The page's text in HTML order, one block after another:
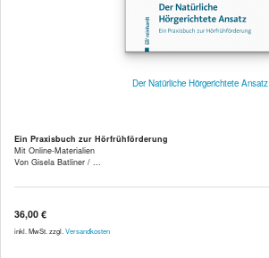
Der Natürliche Hörgerichtete Ansatz
Ein Praxisbuch zur Hörfrühförderung
Mit Online-Materialien
Von Gisela Batliner / ...
36,00 €
inkl. MwSt. zzgl. Versandkosten